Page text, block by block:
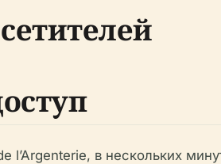
в нескольких